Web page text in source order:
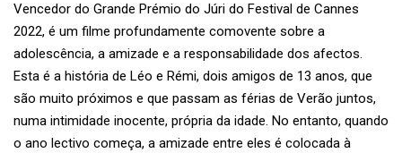
Vencedor do Grande Prémio do Júri do Festival de Cannes
2022, é um filme profundamente comovente sobre a
adolescência, a amizade e a responsabilidade dos afectos.
Esta é a história de Léo e Rémi, dois amigos de 13 anos, que
são muito próximos e que passam as férias de Verão juntos,
numa intimidade inocente, própria da idade. No entanto, quando
o ano lectivo começa, a amizade entre eles é colocada à